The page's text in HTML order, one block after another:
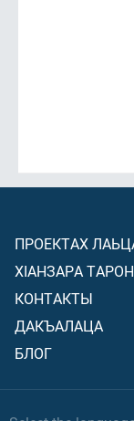
ПРОЕКТАХ
ХIАНЗАРА
КОНТАКТЫ
ДАКЪАЛАЦА
БЛОГ